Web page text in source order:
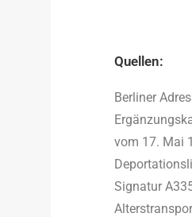
Quellen:
Berliner
vom 17. Mai
Signatur